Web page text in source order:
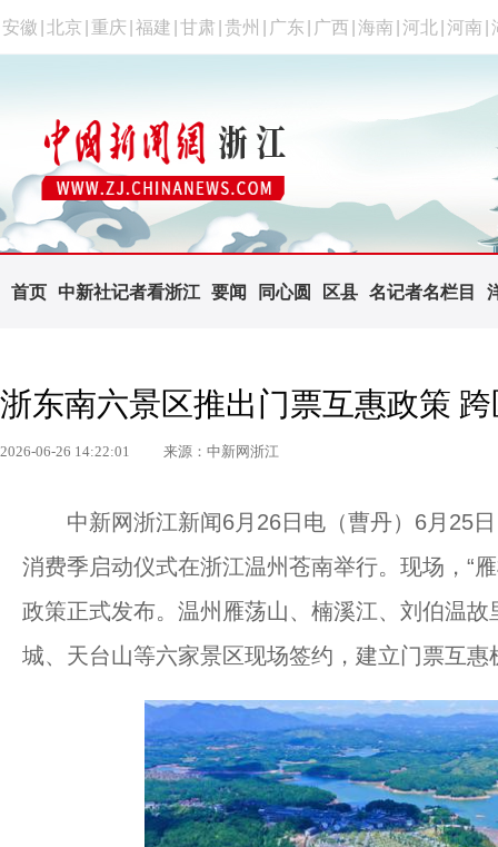
安徽 北京 重庆 福建 甘肃 贵州 广东 广西 海南 河北 河南
首页 中新社记者看浙江 要闻 同心圆 区县 名记者名栏目
浙东南六景区推出门票互惠政策
2026-06-26 14:22:01 来源：中新网浙江
中新网浙江新闻6月26日电（曹丹）6月25日
消费季启动仪式在浙江温州苍南举行。现场，“
政策正式发布。温州雁荡山、楠溪江、刘伯温
城、天台山等六家景区现场签约，建立门票互惠